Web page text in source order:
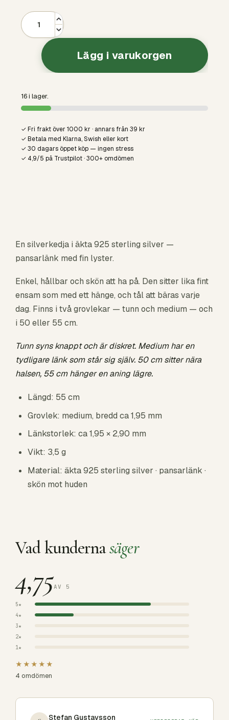
Lägg i varukorgen
16 i lager.
✓ Fri frakt över 1000 kr · annars från 39 kr
✓ Betala med Klarna, Swish eller kort
✓ 30 dagars öppet köp — ingen stress
✓ 4,9/5 på Trustpilot · 300+ omdömen
En silverkedja i äkta 925 sterling silver —
pansarlänk med fin lyster.
Enkel, hållbar och skön att ha på. Den sitter lika fint
ensam som med ett hänge, och tål att bäras varje
dag. Finns i två grovlekar — tunn och medium — och
i 50 eller 55 cm.
Tunn syns knappt och är diskret. Medium har en
tydligare länk som står sig själv. 50 cm sitter nära
halsen, 55 cm hänger en aning lägre.
Längd: 55 cm
Grovlek: medium, bredd ca 1,95 mm
Länkstorlek: ca 1,95 × 2,90 mm
Vikt: 3,5 g
Material: äkta 925 sterling silver · pansarlänk ·
skön mot huden
Vad kundernasäger
4,75AV 5
5★
4★
3★
2★
1★
★★★★★
4 omdömen
Stefan Gustavsson